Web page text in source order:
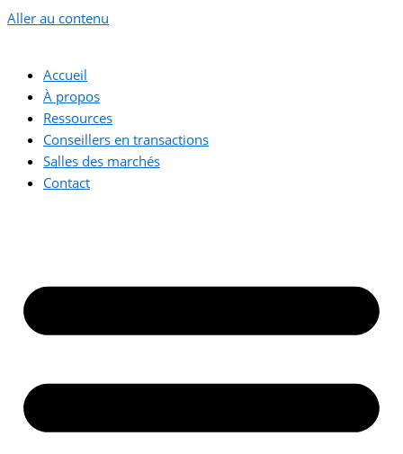
Aller au contenu
Accueil
À propos
Ressources
Conseillers en transactions
Salles des marchés
Contact